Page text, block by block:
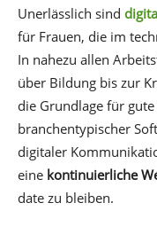
Unerlässlich sind
für Frauen, die im
In nahezu allen
über Bildung bis zur
die Grundlage für
branchentypischer
digitaler
eine kontinuierliche
date zu bleiben.